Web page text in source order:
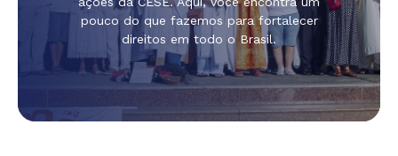
pouco do que fazemos para fortalecer
direitos em todo o Brasil.